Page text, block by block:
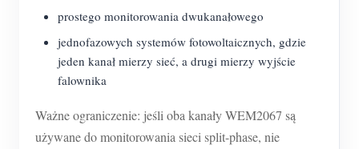
prostego monitorowania dwukanałowego
jednofazowych systemów fotowoltaicznych, gdzie
jeden kanał mierzy sieć, a drugi mierzy wyjście
falownika
Ważne ograniczenie: jeśli oba kanały WEM2067 są
używane do monitorowania sieci split-phase, nie